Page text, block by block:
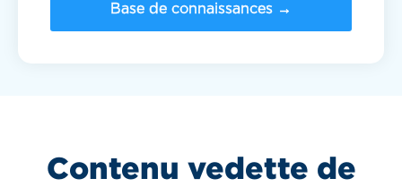
Base de connaissances →
Contenu vedette de